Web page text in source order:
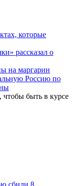
которые
рассказал о
на маргарин
Россию по
быть в курсе
сбили 8